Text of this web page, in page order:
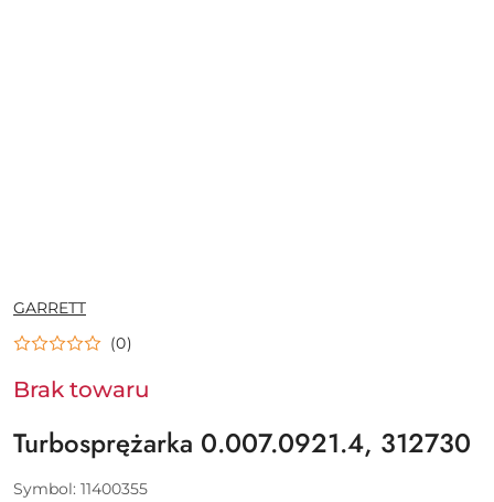
NAZWA
PRODUCENTA:
GARRETT
(0)
Brak towaru
Turbosprężarka 0.007.0921.4, 312730
Symbol: 11400355